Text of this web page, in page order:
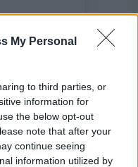
My Personal
to third parties, or
information for
the below opt-out
note that after your
continue seeing
information utilized by
και ένας
κάθε μέρα.
ΣΟΥ →